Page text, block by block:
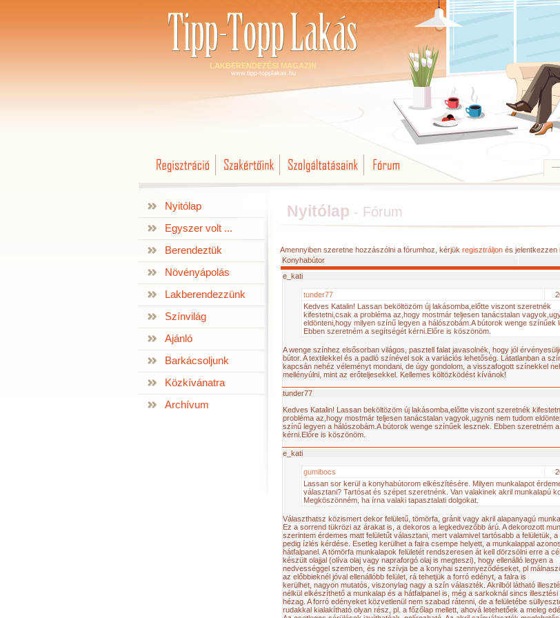
LAKBERENDEZÉSI MAGAZIN
www.tipp-topplakas.hu
Nyitólap
Egyszer volt ...
Berendeztük
Növényápolás
Lakberendezzünk
Színvilág
Ajánló
Barkácsoljunk
Közkívánatra
Archívum
Nyitólap - Fórum
Amennyiben szeretne hozzászólni a fórumhoz, kérjük regisztráljon és jelentkezzen
Konyhabútor
e_kati
tunder77
Kedves Katalin! Lassan beköltözöm új lakásomba,előtte viszont szeretnék
kifestetni,csak a probléma az,hogy mostmár teljesen tanácstalan
eldönteni,hogy milyen színű legyen a hálószobám.A bútorok wenge színűek
Ebben szeretném a segítségét kérni.Előre is köszönöm.
A wenge színhez elsősorban világos, pasztell falat javasolnék, hogy jól
bútor. A textilekkel és a padló színével sok a variációs lehetőség. Látatlanban a
kapcsán nehéz véleményt mondani, de úgy gondolom, a visszafogott színekkel
mellényúlni, mint az erőteljesekkel. Kellemes költözködést kívánok!
tunder77
Kedves Katalin! Lassan beköltözöm új lakásomba,előtte viszont szeretnék
probléma az,hogy mostmár teljesen tanácstalan vagyok,ugynis nem tudom
színű legyen a hálószobám.A bútorok wenge színűek lesznek. Ebben szeretném
kérni.Előre is köszönöm.
e_kati
gumibocs
Lassan sor kerül a konyhabútorom elkészítésére. Milyen munkalapot
választani? Tartósat és szépet szeretnénk. Van valakinek akril munkalapú
Megköszönném, ha írna valaki tapasztalati dolgokat.
Választhatsz közismert dekor felületű, tömörfa, gránit vagy akril alapanyagú
Ez a sorrend tükrözi az árakat is, a dekoros a legkedvezőbb árú. A dekorozott
szerintem érdemes matt felületűt választani, mert valamivel tartósabb a felületük,
pedig ízlés kérdése. Esetleg kerülhet a falra csempe helyett, a munkalappal
hátfalpanel. A tömörfa munkalapok felületét rendszeresen át kell dörzsölni erre a
készült olajjal (olíva olaj vagy napraforgó olaj is megteszi), hogy ellenálló legyen a
nedvességgel szemben, és ne szívja be a konyhai szennyeződéseket, pl
az előbbieknél jóval ellenállóbb felület, rá tehetjük a forró edényt, a falra is
kerülhet, nagyon mutatós, viszonylag nagy a szín választék. Akrilból látható
nélkül elkészíthető a munkalap és a hátfalpanel is, még a sarkoknál sincs illesztési
hézag. A forró edényeket közvetlenül nem szabad rátenni, de a felületébe
rudakkal kialakítható olyan rész, pl. a főzőlap mellett, ahová letehetőek a meleg